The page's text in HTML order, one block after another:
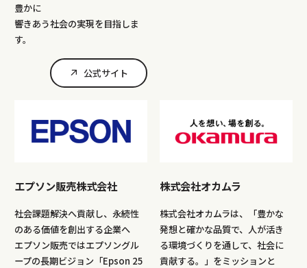
豊かに
響きあう社会の実現を目指しま
す。
公式サイト
エプソン販売株式会社
社会課題解決へ貢献し、永続性
のある価値を創出する企業へ
エプソン販売ではエプソングル
ープの長期ビジョン「Epson 25
株式会社オカムラ
株式会社オカムラは、「豊かな
発想と確かな品質で、人が活き
る環境づくりを通して、社会に
貢献する。」をミッションと